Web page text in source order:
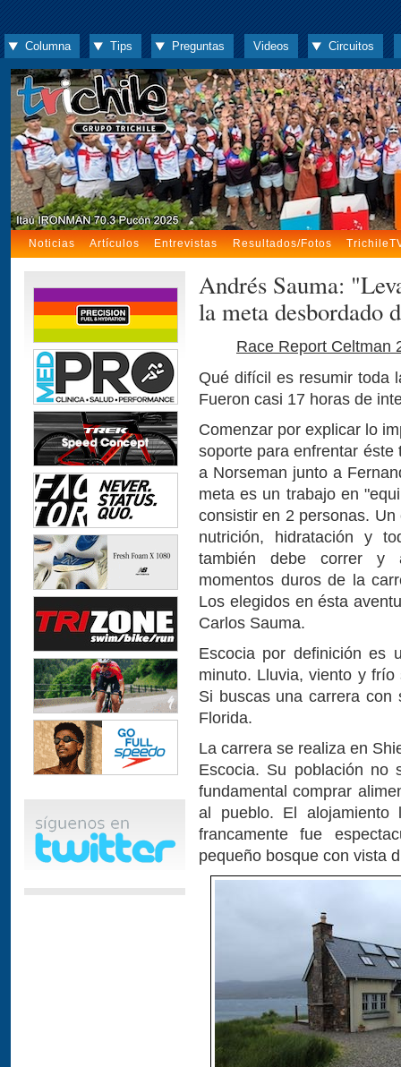
Columna Tips Preguntas Videos Circuitos
Noticias Artículos Entrevistas Resultados/Fotos
Andrés Sauma:
la meta desbordado
Race Report Celtman
Qué difícil es resumir toda
Fueron casi 17 horas de
Comenzar por explicar lo
soporte para enfrentar
a Norseman junto a
meta es un trabajo en
consistir en 2 personas.
nutrición, hidratación y
también debe correr y
momentos duros de la
Los elegidos en ésta
Carlos Sauma.
Escocia por definición es
minuto. Lluvia, viento y
Si buscas una carrera con
Florida.
La carrera se realiza en
Escocia. Su población no
fundamental comprar
al pueblo. El alojamiento
francamente fue
pequeño bosque con vista